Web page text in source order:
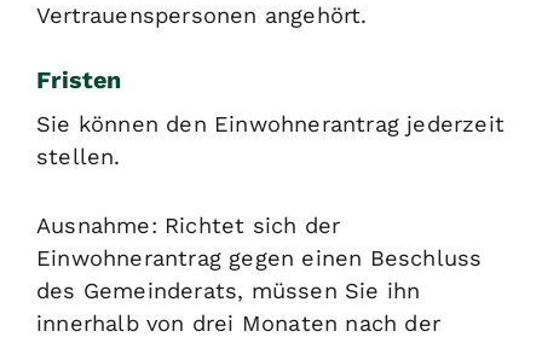
Vertrauenspersonen angehört.
Fristen
Sie können den Einwohnerantrag jederzeit
stellen.
Ausnahme: Richtet sich der
Einwohnerantrag gegen einen Beschluss
des Gemeinderats, müssen Sie ihn
innerhalb von drei Monaten nach der